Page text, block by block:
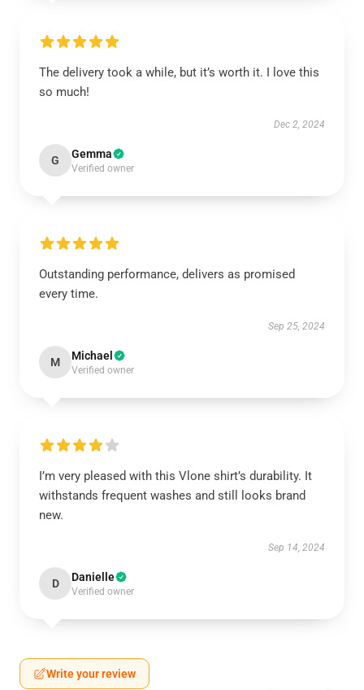
The delivery took a while, but it’s worth it. I love this
so much!
Dec 2, 2024
G Gemma
Verified owner
Outstanding performance, delivers as promised
every time.
Sep 25, 2024
M Michael
Verified owner
I’m very pleased with this Vlone shirt’s durability. It
withstands frequent washes and still looks brand
new.
Sep 14, 2024
D Danielle
Verified owner
Write your review